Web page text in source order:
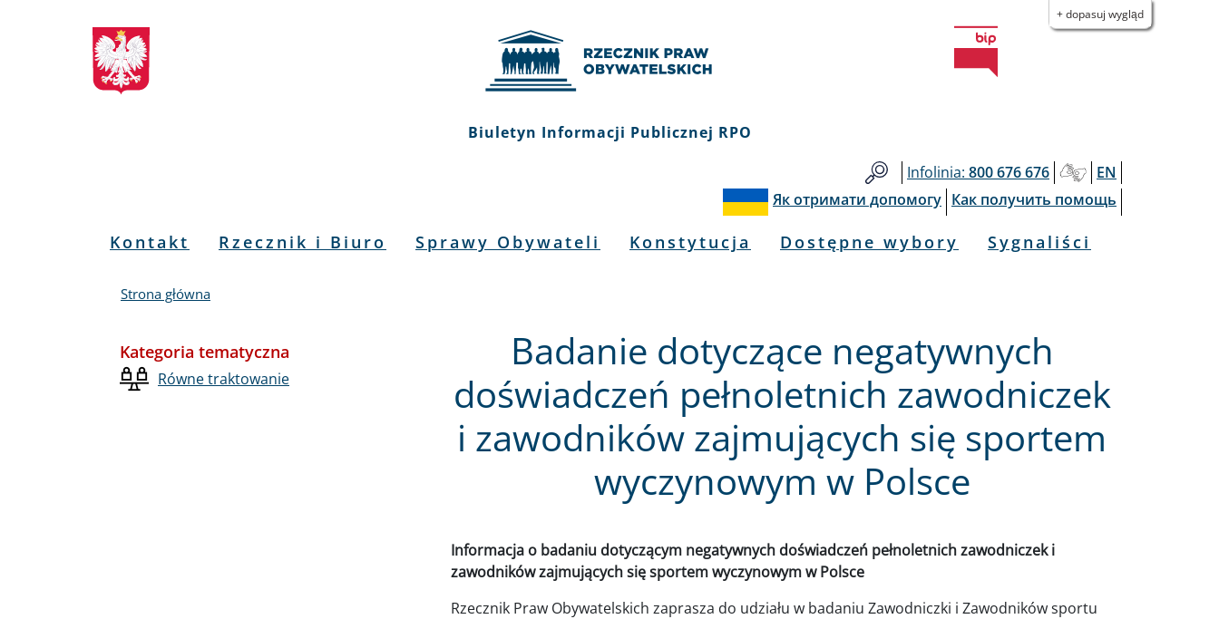
Biuletyn
Informacji
Publicznej
+ dopasuj wygląd
Biuletyn Informacji Publicznej RPO
Infolinia: 800 676 676
EN
Як отримати допомогу Как получить помощь
Menu
Kontakt Rzecznik i Biuro Sprawy Obywateli Konstytucja Dostępne wybory Sygnaliści
Strona główna
Badanie dotyczące negatywnych
doświadczeń pełnoletnich zawodniczek
i zawodników zajmujących się sportem
wyczynowym w Polsce
Informacja o badaniu dotyczącym negatywnych doświadczeń pełnoletnich zawodniczek i
zawodników zajmujących się sportem wyczynowym w Polsce
Rzecznik Praw Obywatelskich zaprasza do udziału w badaniu Zawodniczki i Zawodników sportu
Kategoria tematyczna
Równe traktowanie